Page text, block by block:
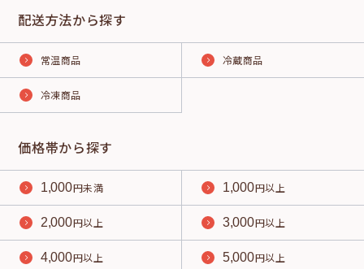
配送方法から探す
常温商品 冷蔵商品
冷凍商品
価格帯から探す
1,000円未満 1,000円以上
2,000円以上 3,000円以上
4,000円以上 5,000円以上